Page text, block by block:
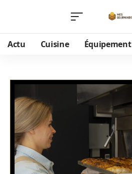
Actu Cuisine Équipement